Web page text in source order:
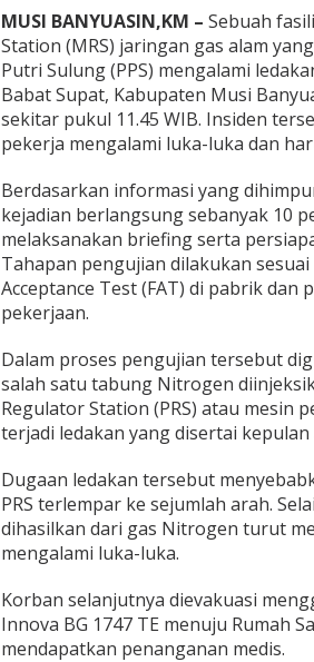
S
e
l
i
d
i
k
P
e
n
y
e
b
a
I
n
s
i
d
n
MUSI BANYUASIN,KM – Sebuah
Station (MRS) jaringan gas alam
Putri Sulung (PPS) mengalami
Babat Supat, Kabupaten Musi
sekitar pukul 11.45 WIB. Insiden
pekerja mengalami luka-luka dan
Berdasarkan informasi yang
kejadian berlangsung sebanyak 10
melaksanakan briefing serta
Tahapan pengujian dilakukan
Acceptance Test (FAT) di pabrik dan
pekerjaan.
Dalam proses pengujian tersebut
salah satu tabung Nitrogen
Regulator Station (PRS) atau mesin
terjadi ledakan yang disertai kepulan
Dugaan ledakan tersebut
PRS terlempar ke sejumlah arah.
dihasilkan dari gas Nitrogen turut
mengalami luka-luka.
Korban selanjutnya dievakuasi
Innova BG 1747 TE menuju Rumah
mendapatkan penanganan medis.